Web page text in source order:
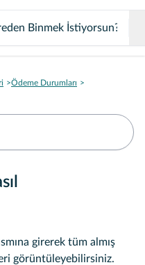
Ödeme Durumları
girerek tüm almış
görüntüleyebilirsiniz.